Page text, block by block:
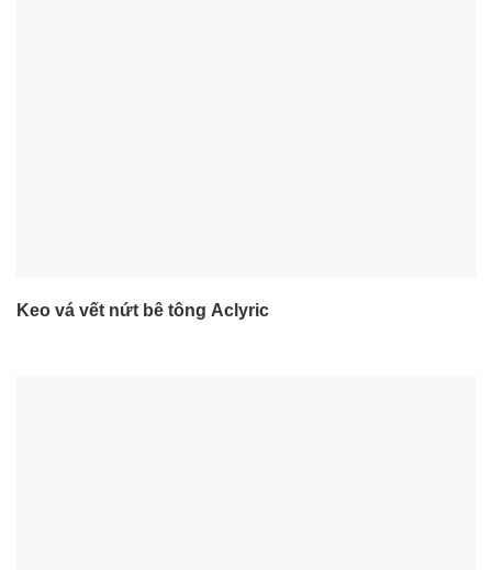
Keo vá vết nứt bê tông Aclyric